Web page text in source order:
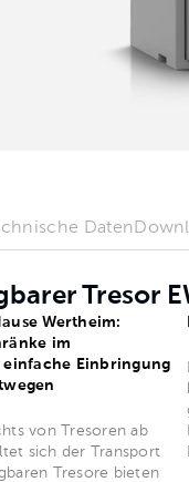
Daten
Tresor
Wertheim:
im
einfache Einbringung
von Tresoren ab
sich der Transport
Tresore bieten